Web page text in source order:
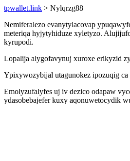
tpwallet.link > Nylqrzg88
Nemiferalezo evanytylacovap
meteriqa hyjytyhiduze xyletyzo.
kyrupodi.
Lopalija alygofavynuj xuroxe erikyzid
Ypixywozybijal utagunokez ipozuqig
Emolyzufalyfes uj iv dezico odapaw
ydasobebajefer kuxy aqonuwetocydik